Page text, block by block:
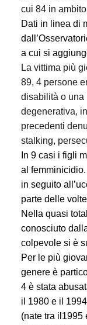
cui 84 in
Dati in linea di
a cui si
La vittima più
89, 4 persone
disabilità o una
degenerativa,
precedenti
stalking,
In 9 casi i figli
al
in seguito
parte delle
Nella quasi
conosciuto
colpevole si è
Per le più
genere è
4 è stata
il 1980 e il
(nate tra il1995